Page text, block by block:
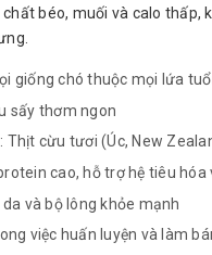
béo, muối và calo thấp,
giống chó thuộc mọi lứa
sấy thơm ngon
Thịt cừu tươi (Úc, New
cao, hỗ trợ hệ tiêu
da và bộ lông khỏe mạnh
việc huấn luyện và làm